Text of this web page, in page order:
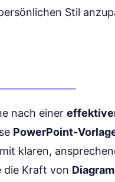
Stil
nach einer
PowerPoint-
klaren,
die Kraft von